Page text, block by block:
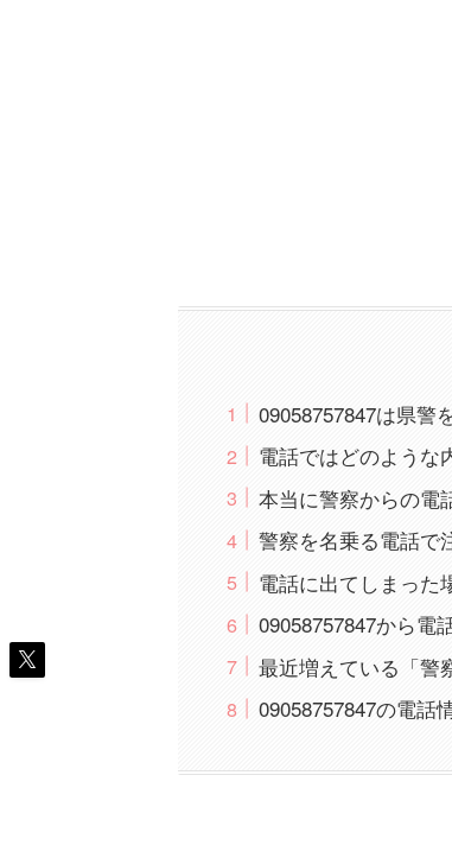
09058757847は県警
電話ではどのような
本当に警察からの電
警察を名乗る電話で
電話に出てしまった
09058757847から電
最近増えている「警
09058757847の電話